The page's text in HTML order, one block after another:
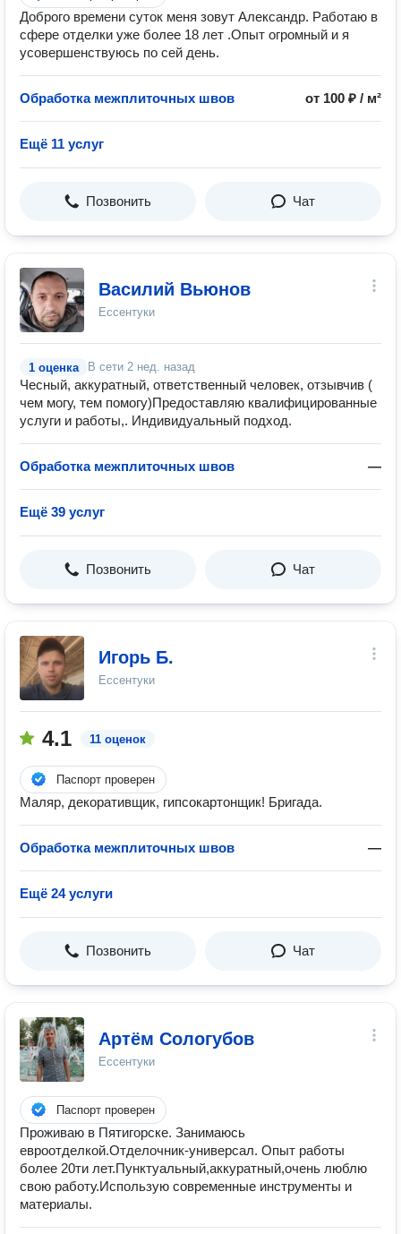
Доброго времени суток меня зовут Александр. Работаю в
сфере отделки уже более 18 лет .Опыт огромный и я
усовершенствуюсь по сей день.
Обработка межплиточных швов от 100 ₽ / м²
Ещё 11 услуг
Позвонить Чат
Василий Вьюнов
Ессентуки
1 оценка В сети 2 нед. назад
Чесный, аккуратный, ответственный человек, отзывчив (
чем могу, тем помогу)Предоставляю квалифицированные
услуги и работы,. Индивидуальный подход.
Обработка межплиточных швов —
Ещё 39 услуг
Позвонить Чат
Игорь Б.
Ессентуки
4.1 11 оценок
Паспорт проверен
Маляр, декоративщик, гипсокартонщик! Бригада.
Обработка межплиточных швов —
Ещё 24 услуги
Позвонить Чат
Артём Сологубов
Ессентуки
Паспорт проверен
Проживаю в Пятигорске. Занимаюсь
евроотделкой.Отделочник-универсал. Опыт работы
более 20ти лет.Пунктуальный,аккуратный,очень люблю
свою работу.Использую современные инструменты и
материалы.